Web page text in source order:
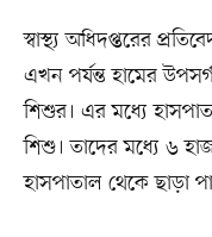
স্বাস্থ্য অধিদপ্তরের
এখন পর্যন্ত হামের
শিশুর। এর মধ্যে
শিশু। তাদের মধ্যে ৬
হাসপাতাল থেকে ছাড়া